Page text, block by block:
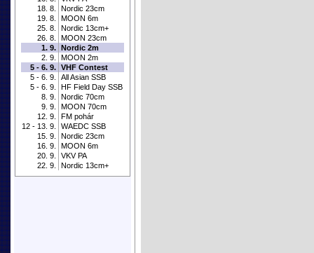
18. 8.
Nordic 23cm
19. 8.
MOON 6m
25. 8.
Nordic 13cm+
26. 8.
MOON 23cm
1. 9. Nordic 2m
2. 9.
MOON 2m
5 - 6. 9. VHF Contest
5 - 6. 9.
All Asian SSB
5 - 6. 9.
HF Field Day SSB
8. 9.
Nordic 70cm
9. 9.
MOON 70cm
12. 9.
FM pohár
12 - 13. 9.
WAEDC SSB
15. 9.
Nordic 23cm
16. 9.
MOON 6m
20. 9.
VKV PA
22. 9.
Nordic 13cm+